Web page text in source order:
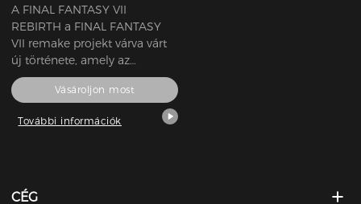
A FINAL FANTASY VII
REBIRTH a FINAL FANTASY
VII remake projekt várva várt
új története, amely az
ikonikus eredeti játék három
önálló címre történő
alkotók által. Ebben a
kibontakozása során,
Vásároljon most
További információk
CÉG